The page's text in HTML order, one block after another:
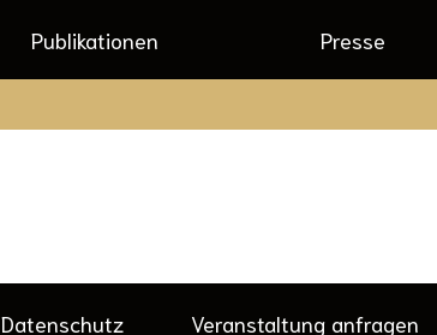
Publikationen Presse
Datenschutz Veranstaltung anfragen